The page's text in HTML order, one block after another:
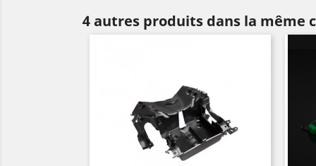
4 autres produits dans la même